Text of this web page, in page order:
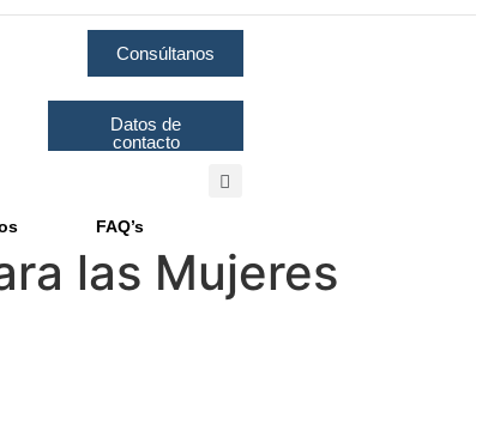
Consúltanos
Datos de
contacto
FAQ’s
las Mujeres